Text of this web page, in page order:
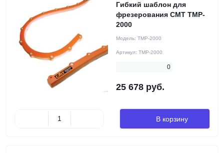
Гибкий шаблон для
фрезерования CMT TMP-
2000
Модель: TMP-2000
Артикул: TMP-2000
0
25 678 руб.
В корзину